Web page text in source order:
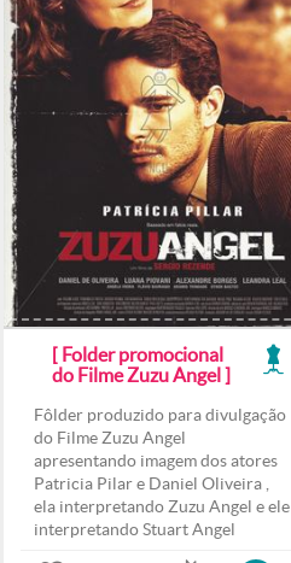
[ Folder promocional
do Filme Zuzu Angel ]
Fôlder produzido para divulgação
do Filme Zuzu Angel
apresentando imagem dos atores
Patricia Pilar e Daniel Oliveira ,
ela interpretando Zuzu Angel e ele
interpretando Stuart Angel